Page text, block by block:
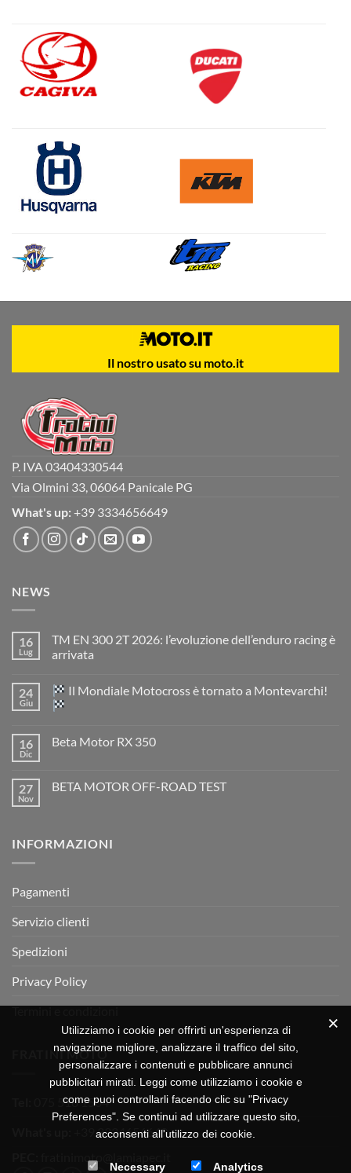
Il nostro usato su moto.it
P. IVA 03404330544
Via Olmini 33, 06064 Panicale PG
What's up: +39 3334656649
NEWS
16
Lug
TM EN 300 2T 2026: l’evoluzione dell’enduro racing è
arrivata
su
TM
EN
2026:
è
arrivata
24
Giu
Il Mondiale Motocross è tornato a Montevarchi!
su
Motocross
è
16
Dic
Beta Motor RX 350
Beta
27
Nov
BETA MOTOR OFF-ROAD TEST
MOTOR
INFORMAZIONI
Pagamenti
Servizio clienti
Spedizioni
Privacy Policy
Termini e condizioni
FRATINI MOTO
075 518 1504
+39 3334656649
Utilizziamo i cookie per offrirti un'esperienza di
navigazione migliore, analizzare il traffico del sito,
personalizzare i contenuti e pubblicare annunci
pubblicitari mirati. Leggi come utilizziamo i cookie e
come puoi controllarli facendo clic su "Privacy
Preferences". Se continui ad utilizzare questo sito,
acconsenti all'utilizzo dei cookie.
Necessary Analytics